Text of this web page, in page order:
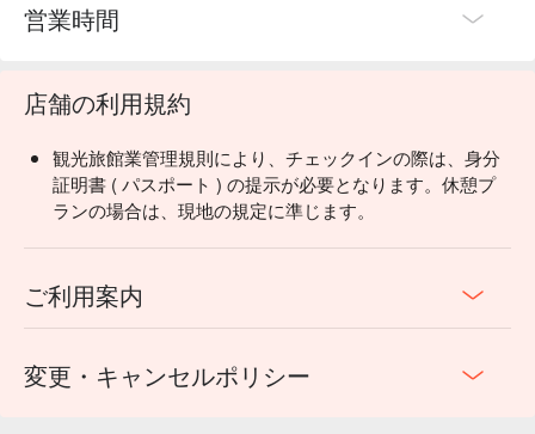
営業時間
店舗の利用規約
観光旅館業管理規則により、チェックインの際は、身分
証明書 ( パスポート ) の提示が必要となります。休憩プ
ランの場合は、現地の規定に準じます。
ご利用案内
変更・キャンセルポリシー